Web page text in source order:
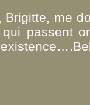
Brigitte, me
passent